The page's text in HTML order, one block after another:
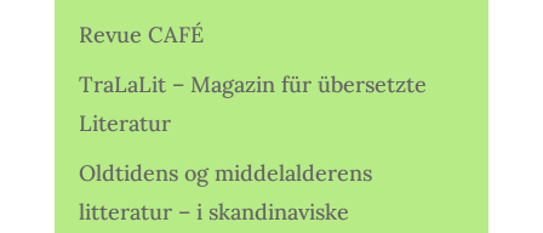
Revue CAFÉ
TraLaLit – Magazin für übersetzte
Literatur
Oldtidens og middelalderens
litteratur – i skandinaviske